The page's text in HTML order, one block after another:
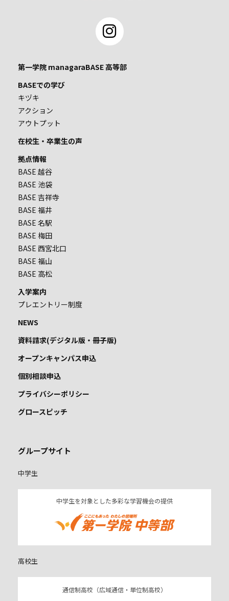
第一学院 managaraBASE 高等部
BASEでの学び
キヅキ
アクション
アウトプット
在校生・卒業生の声
拠点情報
BASE 越谷
BASE 池袋
BASE 吉祥寺
BASE 福井
BASE 名駅
BASE 梅田
BASE 西宮北口
BASE 福山
BASE 高松
入学案内
プレエントリー制度
NEWS
資料請求(デジタル版・冊子版)
オープンキャンパス申込
個別相談申込
プライバシーポリシー
グロースピッチ
グループサイト
中学生
中学生を対象とした多彩な学習機会の提供
高校生
通信制高校（広域通信・単位制高校）